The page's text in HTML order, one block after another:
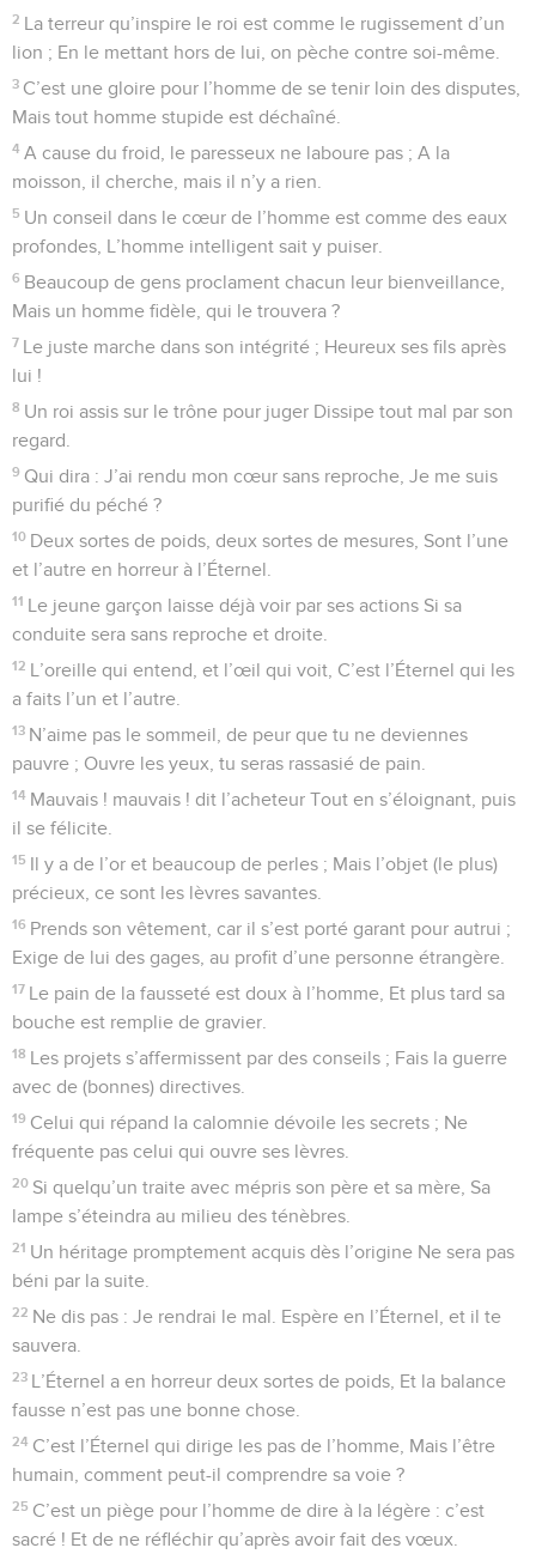
2 La terreur qu’inspire le roi est comme le rugissement d’un
lion ; En le mettant hors de lui, on pèche contre soi-même.
3 C’est une gloire pour l’homme de se tenir loin des disputes,
Mais tout homme stupide est déchaîné.
4 A cause du froid, le paresseux ne laboure pas ; A la
moisson, il cherche, mais il n’y a rien.
5 Un conseil dans le cœur de l’homme est comme des eaux
profondes, L’homme intelligent sait y puiser.
6 Beaucoup de gens proclament chacun leur bienveillance,
Mais un homme fidèle, qui le trouvera ?
7 Le juste marche dans son intégrité ; Heureux ses fils après
lui !
8 Un roi assis sur le trône pour juger Dissipe tout mal par son
regard.
9 Qui dira : J’ai rendu mon cœur sans reproche, Je me suis
purifié du péché ?
10 Deux sortes de poids, deux sortes de mesures, Sont l’une
et l’autre en horreur à l’Éternel.
11 Le jeune garçon laisse déjà voir par ses actions Si sa
conduite sera sans reproche et droite.
12 L’oreille qui entend, et l’œil qui voit, C’est l’Éternel qui les
a faits l’un et l’autre.
13 N’aime pas le sommeil, de peur que tu ne deviennes
pauvre ; Ouvre les yeux, tu seras rassasié de pain.
14 Mauvais ! mauvais ! dit l’acheteur Tout en s’éloignant, puis
il se félicite.
15 Il y a de l’or et beaucoup de perles ; Mais l’objet (le plus)
précieux, ce sont les lèvres savantes.
16 Prends son vêtement, car il s’est porté garant pour autrui ;
Exige de lui des gages, au profit d’une personne étrangère.
17 Le pain de la fausseté est doux à l’homme, Et plus tard sa
bouche est remplie de gravier.
18 Les projets s’affermissent par des conseils ; Fais la guerre
avec de (bonnes) directives.
19 Celui qui répand la calomnie dévoile les secrets ; Ne
fréquente pas celui qui ouvre ses lèvres.
20 Si quelqu’un traite avec mépris son père et sa mère, Sa
lampe s’éteindra au milieu des ténèbres.
21 Un héritage promptement acquis dès l’origine Ne sera pas
béni par la suite.
22 Ne dis pas : Je rendrai le mal. Espère en l’Éternel, et il te
sauvera.
23 L’Éternel a en horreur deux sortes de poids, Et la balance
fausse n’est pas une bonne chose.
24 C’est l’Éternel qui dirige les pas de l’homme, Mais l’être
humain, comment peut-il comprendre sa voie ?
25 C’est un piège pour l’homme de dire à la légère : c’est
sacré ! Et de ne réfléchir qu’après avoir fait des vœux.